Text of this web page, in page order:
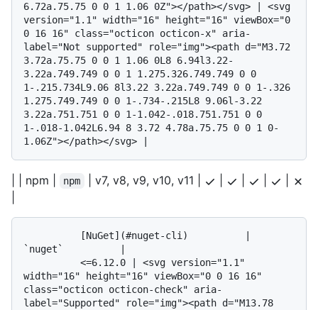
6.72a.75.75 0 0 1 1.06 0Z"></path></svg> | <svg
version="1.1" width="16" height="16" viewBox="0
0 16 16" class="octicon octicon-x" aria-
label="Not supported" role="img"><path d="M3.72
3.72a.75.75 0 0 1 1.06 0L8 6.94l3.22-
3.22a.749.749 0 0 1 1.275.326.749.749 0 0
1-.215.734L9.06 8l3.22 3.22a.749.749 0 0 1-.326
1.275.749.749 0 0 1-.734-.215L8 9.06l-3.22
3.22a.751.751 0 0 1-1.042-.018.751.751 0 0
1-.018-1.042L6.94 8 3.72 4.78a.75.75 0 0 1 0-
| | npm | npm | v7, v8, v9, v10, v11 |
`nuget`          |
width="16" height="16" viewBox="0 0 16 16"
class="octicon octicon-check" aria-
label="Supported" role="img"><path d="M13.78